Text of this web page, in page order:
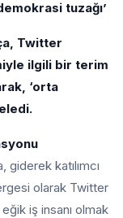
tuzağı’
Twitter
ilgili bir terim
‘orta
giderek katılımcı
olarak Twitter
iş insanı olmak